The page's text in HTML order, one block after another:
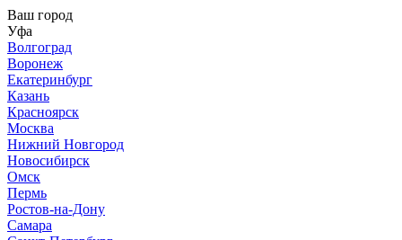
Ваш город
Уфа
Волгоград
Воронеж
Екатеринбург
Казань
Красноярск
Москва
Нижний Новгород
Новосибирск
Омск
Пермь
Ростов-на-Дону
Самара